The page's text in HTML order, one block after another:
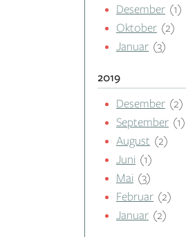
Desember (1)
Oktober (2)
Januar (3)
2019
Desember (2)
September (1)
August (2)
Juni (1)
Mai (3)
Februar (2)
Januar (2)